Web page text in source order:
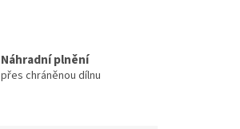
Náhradní plnění
přes chráněnou dílnu